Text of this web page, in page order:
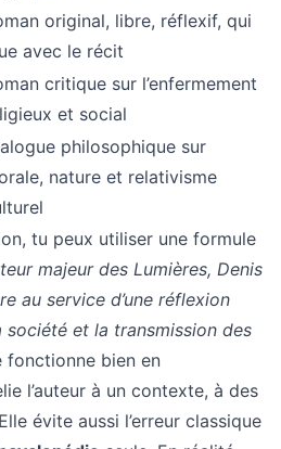
original, libre, réflexif, qui
avec le récit
critique sur l’enfermement
et social
philosophique sur
nature et relativisme
tu peux utiliser une formule
majeur des Lumières, Denis
au service d’une réflexion
société et la transmission des
fonctionne bien en
l’auteur à un contexte, à des
évite aussi l’erreur classique